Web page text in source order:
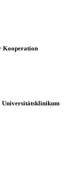
Kooperation
Universitätsklinikum